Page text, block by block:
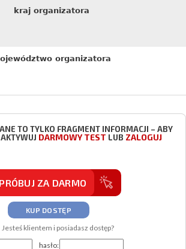
kraj organizatora
organizatora
TO TYLKO FRAGMENT INFORMACJI – ABY
DARMOWY TEST LUB ZALOGUJ
ZA DARMO
KUP DOSTĘP
Jesteś klientem i posiadasz dostęp?
hasło: